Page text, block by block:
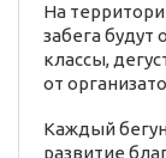
На
забега будут
классы,
от
Каждый
развитие